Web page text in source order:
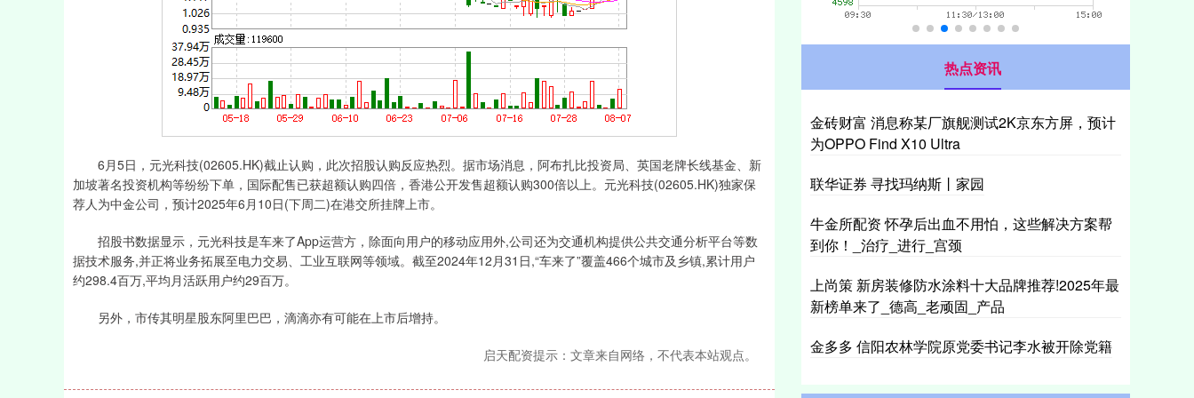
6月5日，元光科技(02605.HK)截止认购，此次招股认购反应热烈。据市场消息，阿布扎比投资局、英国老牌长线基金、新
加坡著名投资机构等纷纷下单，国际配售已获超额认购四倍，香港公开发售超额认购300倍以上。元光科技(02605.HK)独家保
荐人为中金公司，预计2025年6月10日(下周二)在港交所挂牌上市。
招股书数据显示，元光科技是车来了App运营方，除面向用户的移动应用外,公司还为交通机构提供公共交通分析平台等数
据技术服务,并正将业务拓展至电力交易、工业互联网等领域。截至2024年12月31日,“车来了”覆盖466个城市及乡镇,累计用户
约298.4百万,平均月活跃用户约29百万。
另外，市传其明星股东阿里巴巴，滴滴亦有可能在上市后增持。
启天配资提示：文章来自网络，不代表本站观点。
热点资讯
金砖财富 消息称某厂旗舰测试2K京东方屏，预计
为OPPO Find X10 Ultra
联华证券 寻找玛纳斯丨家园
牛金所配资 怀孕后出血不用怕，这些解决方案帮
到你！_治疗_进行_宫颈
上尚策 新房装修防水涂料十大品牌推荐!2025年最
新榜单来了_德高_老顽固_产品
金多多 信阳农林学院原党委书记李水被开除党籍